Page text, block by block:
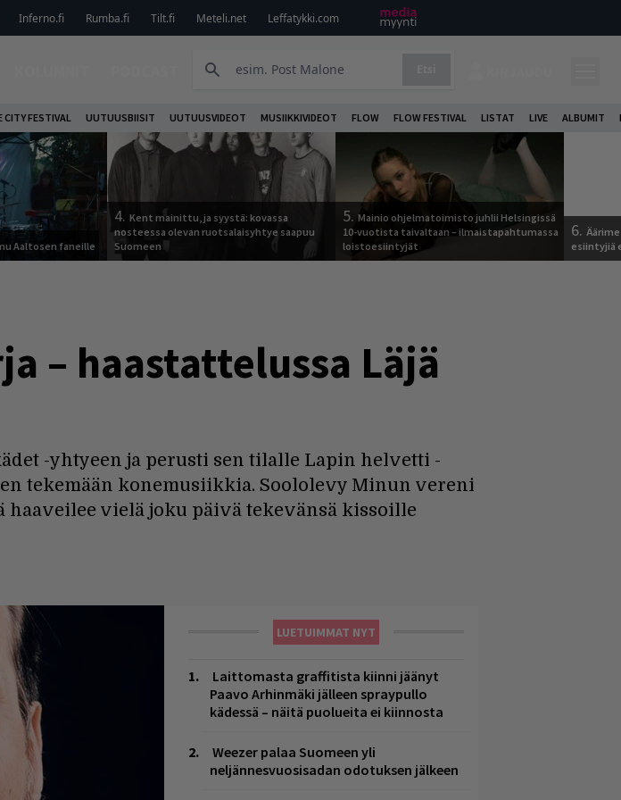
Inferno.fi Rumba.fi Tilt.fi Meteli.net Leffatykki.com
CITY FESTIVAL UUTUUSBIISIT UUTUUSVIDEOT MUSIIKKIVIDEOT FLOW FLOW FESTIVAL LISTAT LIVE ALBUMIT
Aaltosen faneille
4. Kent mainittu, ja syystä: kovassa
nosteessa olevan ruotsalaisyhtye saapuu
Suomeen
5. Mainio ohjelmatoimisto juhlii Helsingissä
10-vuotista taivaltaan – ilmaistapahtumassa
loistoesiintyjät
6.
esiintyjiä
– haastattelussa Läjä
-yhtyeen ja perusti sen tilalle Lapin helvetti -
tekemään konemusiikkia. Soololevy Minun vereni
vielä joku päivä tekevänsä kissoille
LUETUIMMAT NYT
Laittomasta graffitista kiinni jäänyt
Paavo Arhinmäki jälleen spraypullo
kädessä – näitä puolueita ei kiinnosta
Weezer palaa Suomeen yli
neljännesvuosisadan odotuksen jälkeen